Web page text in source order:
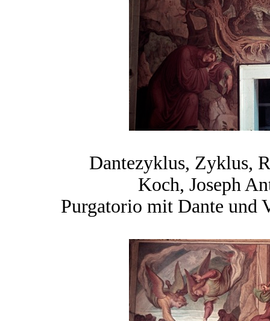
Dantezyklus, Zyklus,
Koch, Joseph
Purgatorio mit Dante und